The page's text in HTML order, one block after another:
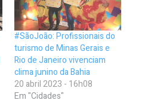
#SãoJoão: Profissionais do
turismo de Minas Gerais e
Rio de Janeiro vivenciam
clima junino da Bahia
20 abril 2023 - 16h08
Em "Cidades"